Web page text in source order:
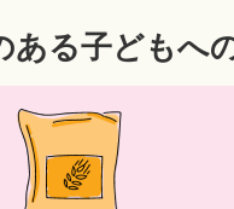
ある子どもへ